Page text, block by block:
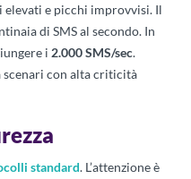
elevati e picchi improvvisi. Il
di SMS al secondo. In
i 2.000 SMS/sec.
scenari con alta criticità
standard. L’attenzione è